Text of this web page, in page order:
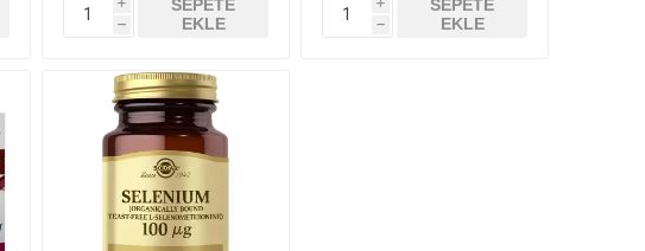
Seramik
Sporcu Besinleri ve
Takviyeler
Sürmelikler Çikolatalar & Püskevitler
Bakliyat- Tahıl- Un- Tohum
i
h
SEPETE
EKLE
i
h
SEPETE
EKLE